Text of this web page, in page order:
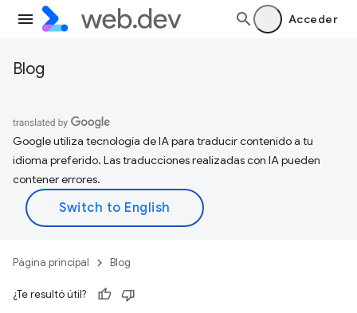
Acceder
Blog
Google utiliza tecnología de IA para traducir contenido a tu
idioma preferido. Las traducciones realizadas con IA pueden
contener errores.
Página principal Blog
¿Te resultó útil?